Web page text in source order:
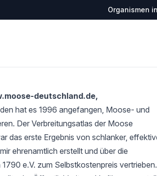
Organismen
deutschland.de,
hat es 1996 angefangen, Moose- und
Der Verbreitungsatlas der Moose
das erste Ergebnis von schlanker,
ehrenamtlich erstellt und über die
e.V. zum Selbstkostenpreis vertrieben.